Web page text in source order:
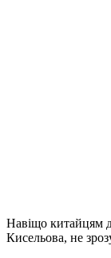
Навіщо китайцям
Кисельова, не